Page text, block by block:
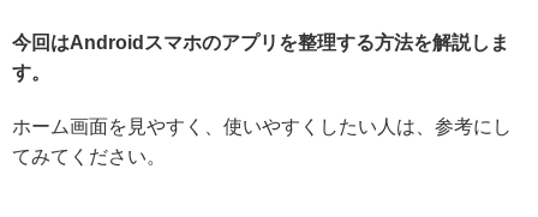
今回はAndroidスマホのアプリを整理する方法を解説しま
す。
ホーム画面を見やすく、使いやすくしたい人は、参考にし
てみてください。